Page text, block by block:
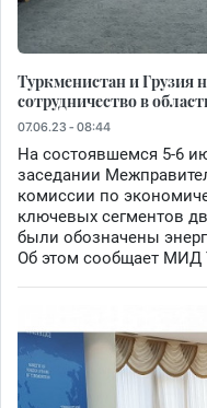
Туркменистан и Грузия
сотрудничество в
07.06.23 - 08:44
На состоявшемся 5-6
заседании
комиссии по
ключевых сегментов
были обозначены
Об этом сообщает МИД